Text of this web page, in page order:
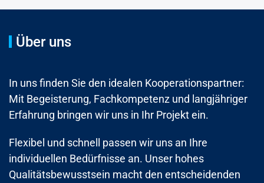
Über uns
In uns finden Sie den idealen Kooperationspartner:
Mit Begeisterung, Fachkompetenz und langjähriger
Erfahrung bringen wir uns in Ihr Projekt ein.
Flexibel und schnell passen wir uns an Ihre
individuellen Bedürfnisse an. Unser hohes
Qualitätsbewusstsein macht den entscheidenden